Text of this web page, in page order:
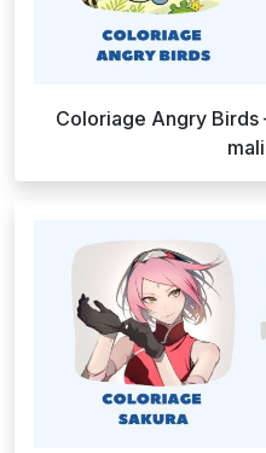
Coloriage Angry Birds